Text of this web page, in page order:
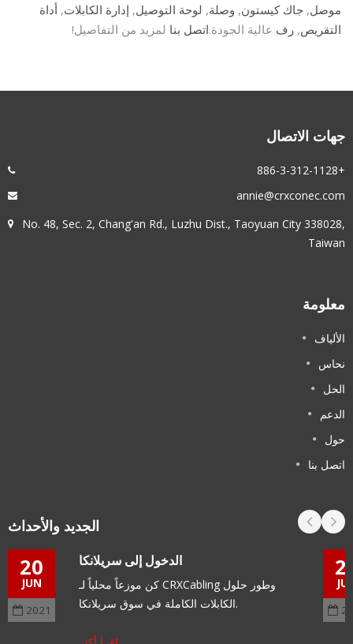
موصل, جاك كيستون, وصلة, لوحة التوصيل, إدارة الكابلات, أداة
التقريص, رف عالية الجودة.اتصل بنا لمزيد من التفاصيل!
جهات الاتصال
+886-3-312-1128
annie@crxconec.com
No. 48, Sec. 2, Chang'an Rd., Luzhu Dist., Taoyuan City 338028,
Taiwan
معلومة
الألياف
نحاس
الحل
الدعم
حول
اتصل بنا
الجديد والأحداث
20
JUN
2021
الدخول إلى سريلانكا
كن موزعاً محلياً لـ CRXCabling وطور حلول
الكابلات الكاملة في سوق سريلانكا.